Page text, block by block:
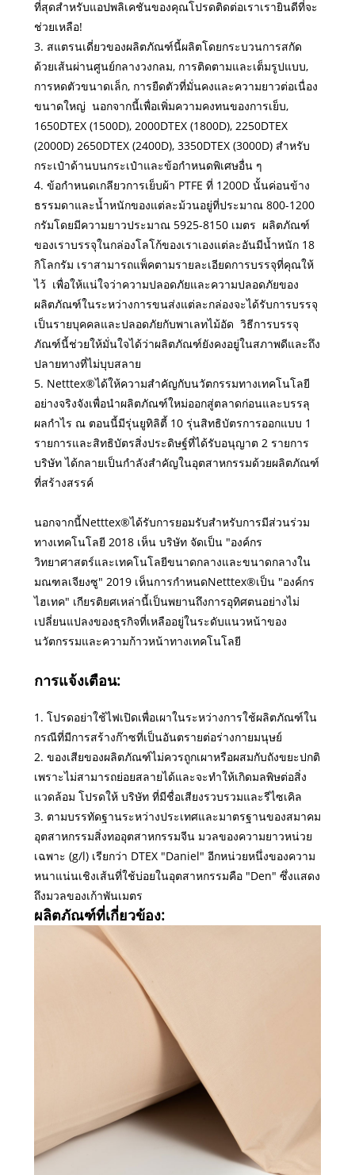
ที่สุดสำหรับแอปพลิเคชันของคุณโปรดติดต่อเราเรายินดีที่จะ
ช่วยเหลือ!
3. สแตรนเดี่ยวของผลิตภัณฑ์นี้ผลิตโดยกระบวนการสกัด
ด้วยเส้นผ่านศูนย์กลางวงกลม, การติดตามและเต็มรูปแบบ,
การหดตัวขนาดเล็ก, การยืดตัวที่มั่นคงและความยาวต่อเนื่อง
ขนาดใหญ่ นอกจากนี้เพื่อเพิ่มความคงทนของการเย็บ,
1650DTEX (1500D), 2000DTEX (1800D), 2250DTEX
(2000D) 2650DTEX (2400D), 3350DTEX (3000D) สำหรับ
กระเป๋าด้านบนกระเป๋าและข้อกำหนดพิเศษอื่น ๆ
4. ข้อกำหนดเกลียวการเย็บผ้า PTFE ที่ 1200D นั้นค่อนข้าง
ธรรมดาและน้ำหนักของแต่ละม้วนอยู่ที่ประมาณ 800-1200
กรัมโดยมีความยาวประมาณ 5925-8150 เมตร ผลิตภัณฑ์
ของเราบรรจุในกล่องโลโก้ของเราเองแต่ละอันมีน้ำหนัก 18
กิโลกรัม เราสามารถแพ็คตามรายละเอียดการบรรจุที่คุณให้
ไว้ เพื่อให้แน่ใจว่าความปลอดภัยและความปลอดภัยของ
ผลิตภัณฑ์ในระหว่างการขนส่งแต่ละกล่องจะได้รับการบรรจุ
เป็นรายบุคคลและปลอดภัยกับพาเลทไม้อัด วิธีการบรรจุ
ภัณฑ์นี้ช่วยให้มั่นใจได้ว่าผลิตภัณฑ์ยังคงอยู่ในสภาพดีและถึง
ปลายทางที่ไม่บุบสลาย
5. Netttex®ได้ให้ความสำคัญกับนวัตกรรมทางเทคโนโลยี
อย่างจริงจังเพื่อนำผลิตภัณฑ์ใหม่ออกสู่ตลาดก่อนและบรรลุ
ผลกำไร ณ ตอนนี้มีรุ่นยูทิลิตี้ 10 รุ่นสิทธิบัตรการออกแบบ 1
รายการและสิทธิบัตรสิ่งประดิษฐ์ที่ได้รับอนุญาต 2 รายการ
บริษัท ได้กลายเป็นกำลังสำคัญในอุตสาหกรรมด้วยผลิตภัณฑ์
ที่สร้างสรรค์
นอกจากนี้Netttex®ได้รับการยอมรับสำหรับการมีส่วนร่วม
ทางเทคโนโลยี 2018 เห็น บริษัท จัดเป็น "องค์กร
วิทยาศาสตร์และเทคโนโลยีขนาดกลางและขนาดกลางใน
มณฑลเจียงซู" 2019 เห็นการกำหนดNetttex®เป็น "องค์กร
ไฮเทค" เกียรติยศเหล่านี้เป็นพยานถึงการอุทิศตนอย่างไม่
เปลี่ยนแปลงของธุรกิจที่เหลืออยู่ในระดับแนวหน้าของ
นวัตกรรมและความก้าวหน้าทางเทคโนโลยี
การแจ้งเตือน:
1. โปรดอย่าใช้ไฟเปิดเพื่อเผาในระหว่างการใช้ผลิตภัณฑ์ใน
กรณีที่มีการสร้างก๊าซที่เป็นอันตรายต่อร่างกายมนุษย์
2. ของเสียของผลิตภัณฑ์ไม่ควรถูกเผาหรือผสมกับถังขยะปกติ
เพราะไม่สามารถย่อยสลายได้และจะทำให้เกิดมลพิษต่อสิ่ง
แวดล้อม โปรดให้ บริษัท ที่มีชื่อเสียงรวบรวมและรีไซเคิล
3. ตามบรรทัดฐานระหว่างประเทศและมาตรฐานของสมาคม
อุตสาหกรรมสิ่งทออุตสาหกรรมจีน มวลของความยาวหน่วย
เฉพาะ (g/l) เรียกว่า DTEX "Daniel" อีกหน่วยหนึ่งของความ
หนาแน่นเชิงเส้นที่ใช้บ่อยในอุตสาหกรรมคือ "Den" ซึ่งแสดง
ถึงมวลของเก้าพันเมตร
ผลิตภัณฑ์ที่เกี่ยวข้อง: